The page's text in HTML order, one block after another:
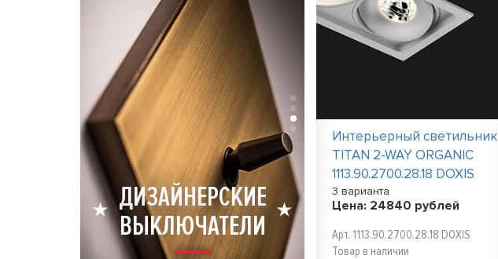
ДИЗАЙНЕРСКИЕ
ВЫКЛЮЧАТЕЛИ
Интерьерный светильник
TITAN 2-WAY ORGANIC
1113.90.2700.28.18 DOXIS
3 варианта
Цена: 24840 рублей
Арт. 1113.90.2700.28.18 DOXIS
Товар в наличии